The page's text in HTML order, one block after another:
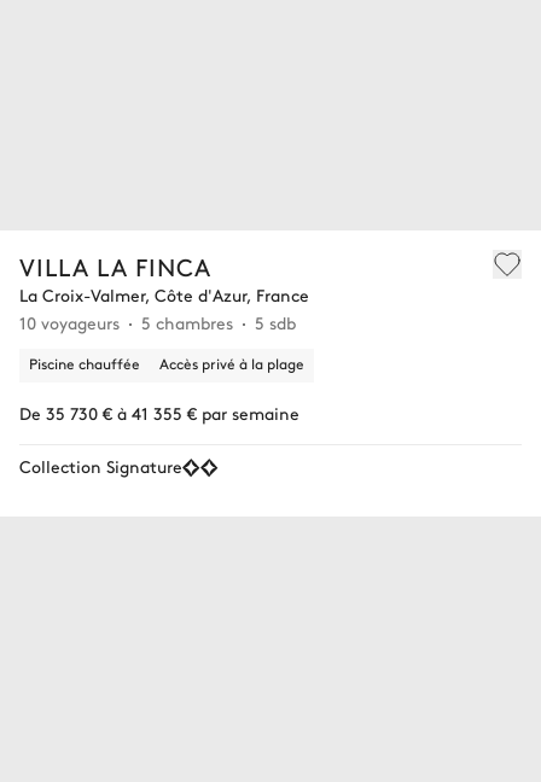
VILLA LA FINCA
La Croix-Valmer, Côte d'Azur, France
10 voyageurs
5 chambres 5 sdb
Piscine chauffée Accès privé à la plage
De 35 730 € à 41 355 € par semaine
Collection Signature